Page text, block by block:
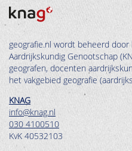
geografie.nl wordt beheerd
Aardrijkskundig Genootschap
geografen, docenten
het vakgebied geografie
KNAG
info@knag.nl
030 4100510
KvK 40532103